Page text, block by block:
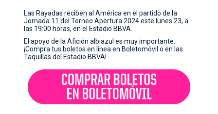
Las Rayadas reciben al América en el partido de la
Jornada 11 del Torneo Apertura 2024 este lunes 23, a
las 19:00 horas, en el Estadio BBVA.
El apoyo de la Afición albiazul es muy importante.
¡Compra tus boletos en línea en Boletomóvil o en las
Taquillas del Estadio BBVA!